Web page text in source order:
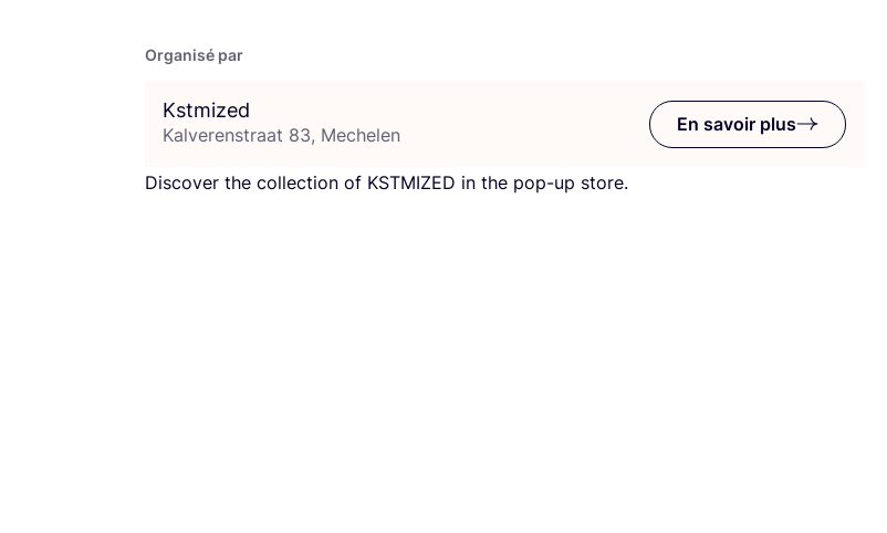
Organisé par
Kstmized
Kalverenstraat 83, Mechelen
En savoir plus
Dis­co­ver the col­lec­tion of KST­MI­ZED in the pop-up store.